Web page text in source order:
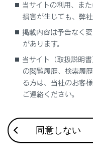
合わせて見られている
USBメモリーの再生に
オーディオシステム
当サイトの利用、ま
損害が生じても、弊
掲載内容は予告なく
があります。
当サイト（取扱説明
の閲覧履歴、検索履
る方は、当社のお客
ご連絡ください。
同意しない